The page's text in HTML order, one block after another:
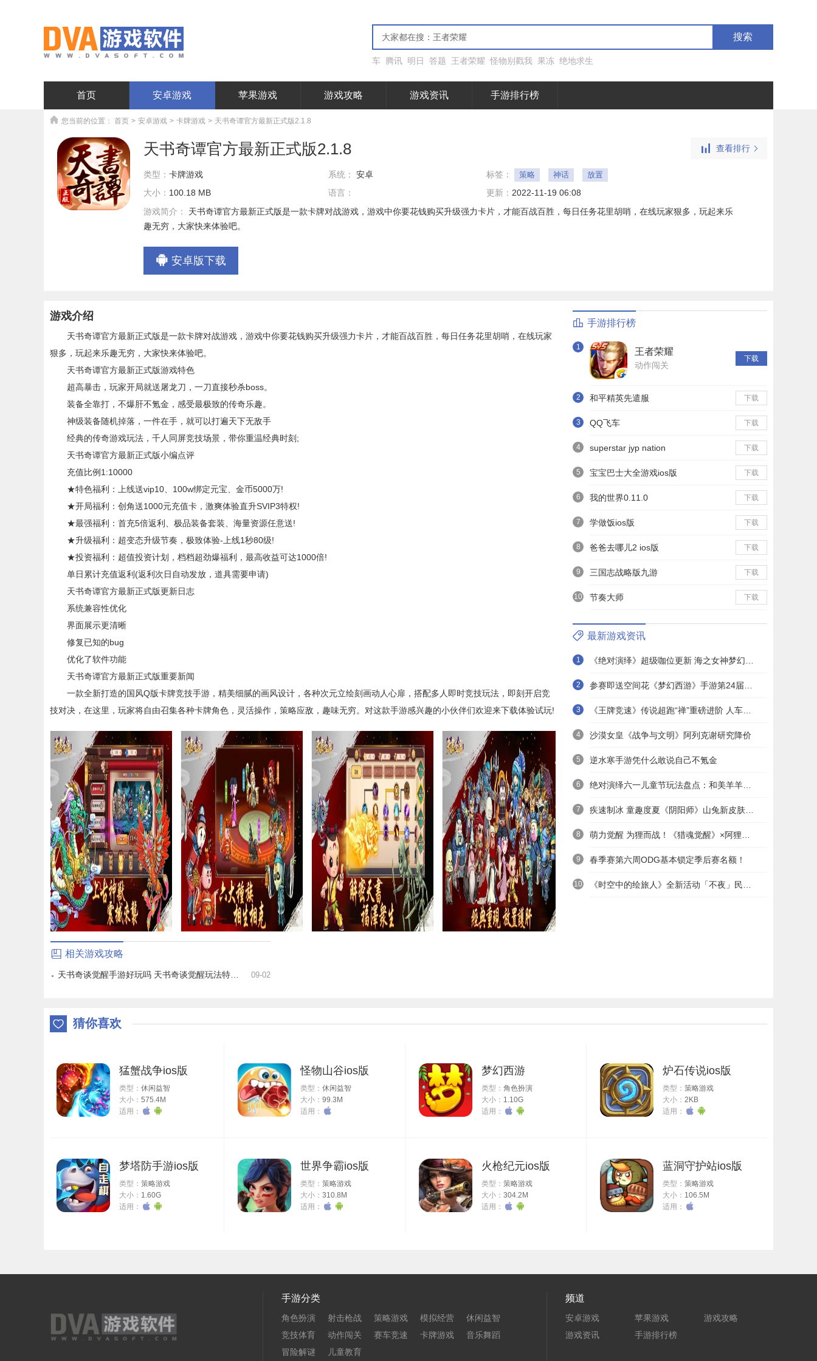
搜索
车 腾讯 明日 答题 王者荣耀 怪物别戳我 果冻 绝地求生
首页 安卓游戏 苹果游戏 游戏攻略 游戏资讯 手游排行榜
您当前的位置： 首页 > 安卓游戏 > 卡牌游戏 > 天书奇谭官方最新正式版2.1.8
天书奇谭官方最新正式版2.1.8
类型： 卡牌游戏 系统： 安卓 标签： 策略 神话 放置
大小： 100.18 MB 语言： 更新： 2022-11-19 06:08
游戏简介：
天书奇谭官方最新正式版是一款卡牌对战游戏，游戏中你要花钱购买升级强力卡片，才能百战百胜，每日任务花里胡哨，在线玩家狠多，玩起来乐
趣无穷，大家快来体验吧。
安卓版下载
查看排行
游戏介绍
天书奇谭官方最新正式版是一款卡牌对战游戏，游戏中你要花钱购买升级强力卡片，才能百战百胜，每日任务花里胡哨，在线玩家
狠多，玩起来乐趣无穷，大家快来体验吧。
天书奇谭官方最新正式版游戏特色
超高暴击，玩家开局就送屠龙刀，一刀直接秒杀boss。
装备全靠打，不爆肝不氪金，感受最极致的传奇乐趣。
神级装备随机掉落，一件在手，就可以打遍天下无敌手
经典的传奇游戏玩法，千人同屏竞技场景，带你重温经典时刻;
天书奇谭官方最新正式版小编点评
充值比例1:10000
★特色福利：上线送vip10、100w绑定元宝、金币5000万!
★开局福利：创角送1000元充值卡，激爽体验直升SVIP3特权!
★最强福利：首充5倍返利、极品装备套装、海量资源任意送!
★升级福利：超变态升级节奏，极致体验-上线1秒80级!
★投资福利：超值投资计划，档档超劲爆福利，最高收益可达1000倍!
单日累计充值返利(返利次日自动发放，道具需要申请)
天书奇谭官方最新正式版更新日志
系统兼容性优化
界面展示更清晰
修复已知的bug
优化了软件功能
天书奇谭官方最新正式版重要新闻
一款全新打造的国风Q版卡牌竞技手游，精美细腻的画风设计，各种次元立绘刻画动人心扉，搭配多人即时竞技玩法，即刻开启竞
技对决，在这里，玩家将自由召集各种卡牌角色，灵活操作，策略应敌，趣味无穷。对这款手游感兴趣的小伙伴们欢迎来下载体验试玩!
相关游戏攻略
天书奇谈觉醒手游好玩吗 天书奇谈觉醒玩法特色一览 09-02
手游排行榜
1 王者荣耀
动作闯关
下载
2 和平精英先遣服 下载
3 QQ飞车 下载
4 superstar jyp nation 下载
5 宝宝巴士大全游戏ios版 下载
6 我的世界0.11.0 下载
7 学做饭ios版 下载
8 爸爸去哪儿2 ios版 下载
9 三国志战略版九游 下载
10 节奏大师 下载
最新游戏资讯
1
2
3
4 沙漠女皇《战争与文明》阿列克谢研究降价
5 逆水寒手游凭什么敢说自己不氪金
6
7
8
9 春季赛第六周ODG基本锁定季后赛名额！
10
猜你喜欢
猛蟹战争ios版
类型： 休闲益智
大小： 575.4M
适用：
怪物山谷ios版
类型： 休闲益智
大小： 99.3M
适用：
梦幻西游
类型： 角色扮演
大小： 1.10G
适用：
炉石传说ios版
类型： 策略游戏
大小： 2KB
适用：
梦塔防手游ios版
类型： 策略游戏
大小： 1.60G
适用：
世界争霸ios版
类型： 策略游戏
大小： 310.8M
适用：
火枪纪元ios版
类型： 策略游戏
大小： 304.2M
适用：
蓝洞守护站ios版
类型： 策略游戏
大小： 106.5M
适用：
手游分类
角色扮演 射击枪战 策略游戏 模拟经营
休闲益智
竞技体育
动作闯关 赛车竞速 卡牌游戏
音乐舞蹈
冒险解谜
儿童教育
频道
安卓游戏 苹果游戏
游戏攻略
游戏资讯
手游排行榜